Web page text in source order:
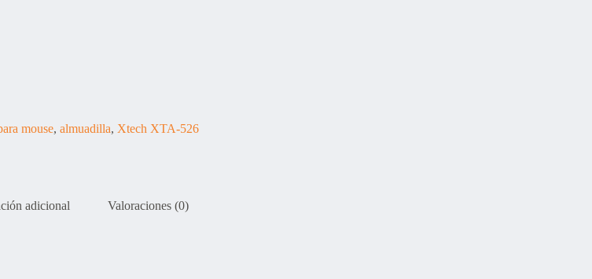
mouse, almuadilla, Xtech XTA-526
adicional Valoraciones (0)